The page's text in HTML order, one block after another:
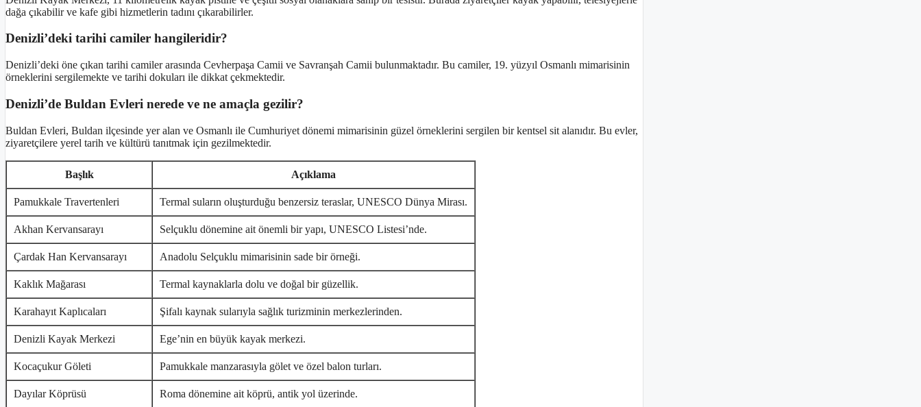
dağa çıkabilir ve kafe gibi hizmetlerin tadını çıkarabilirler.
Denizli’deki tarihi camiler hangileridir?
Denizli’deki öne çıkan tarihi camiler arasında Cevherpaşa Camii ve Savranşah Camii bulunmaktadır. Bu camiler, 19. yüzyıl Osmanlı mimarisinin
örneklerini sergilemekte ve tarihi dokuları ile dikkat çekmektedir.
Denizli’de Buldan Evleri nerede ve ne amaçla gezilir?
Buldan Evleri, Buldan ilçesinde yer alan ve Osmanlı ile Cumhuriyet dönemi mimarisinin güzel örneklerini sergilen bir kentsel sit alanıdır. Bu evler,
ziyaretçilere yerel tarih ve kültürü tanıtmak için gezilmektedir.
Başlık Açıklama
Pamukkale Travertenleri Termal suların oluşturduğu benzersiz teraslar, UNESCO Dünya Mirası.
Akhan Kervansarayı Selçuklu dönemine ait önemli bir yapı, UNESCO Listesi’nde.
Çardak Han Kervansarayı Anadolu Selçuklu mimarisinin sade bir örneği.
Kaklık Mağarası Termal kaynaklarla dolu ve doğal bir güzellik.
Karahayıt Kaplıcaları Şifalı kaynak sularıyla sağlık turizminin merkezlerinden.
Denizli Kayak Merkezi Ege’nin en büyük kayak merkezi.
Kocaçukur Göleti Pamukkale manzarasıyla gölet ve özel balon turları.
Dayılar Köprüsü Roma dönemine ait köprü, antik yol üzerinde.